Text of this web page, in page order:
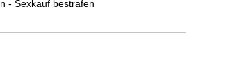
- Sexkauf bestrafen